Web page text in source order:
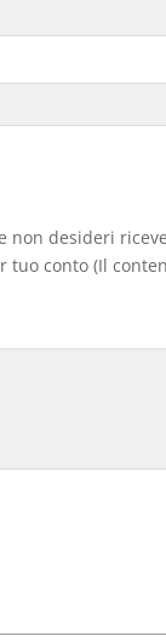
desideri
conto (Il